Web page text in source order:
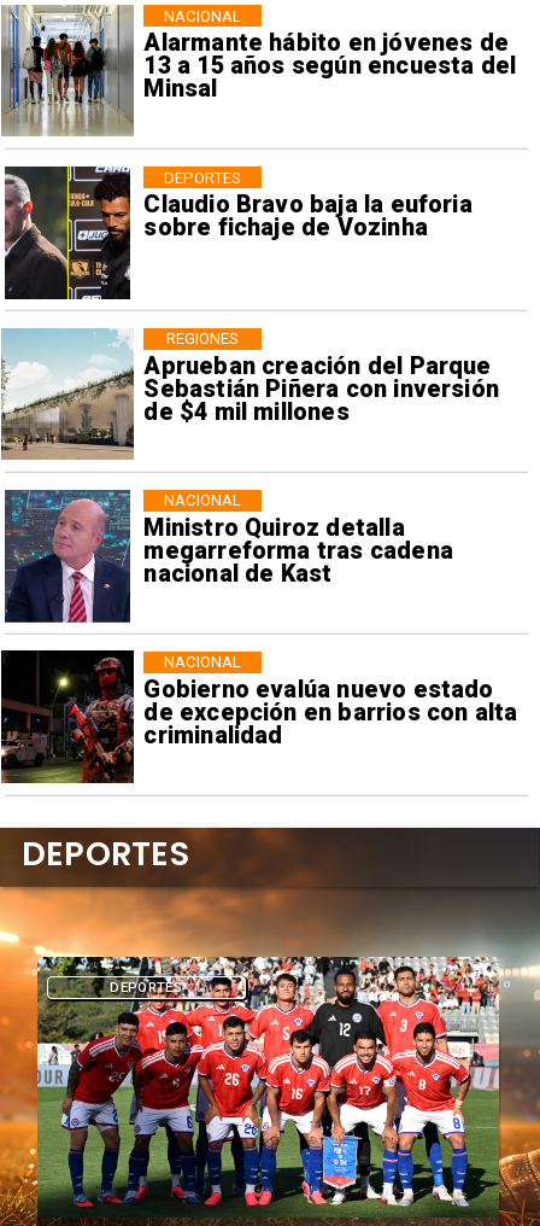
Alarmante hábito en jóvenes de
13 a 15 años según encuesta del
Minsal
NACIONAL
Claudio Bravo baja la euforia
sobre fichaje de Vozinha
DEPORTES
Aprueban creación del Parque
Sebastián Piñera con inversión
de $4 mil millones
REGIONES
Ministro Quiroz detalla
megarreforma tras cadena
nacional de Kast
NACIONAL
Gobierno evalúa nuevo estado
de excepción en barrios con alta
criminalidad
NACIONAL
DEPORTES
DEPORTES